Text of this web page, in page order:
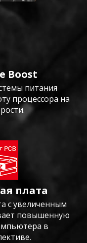
Boost
питания
процессора на
плата
с увеличенным
повышенную
в